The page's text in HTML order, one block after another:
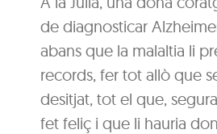
de diagnosticar
abans que la malaltia li
records, fer tot allò que
desitjat, tot el que,
fet feliç i que li hauria